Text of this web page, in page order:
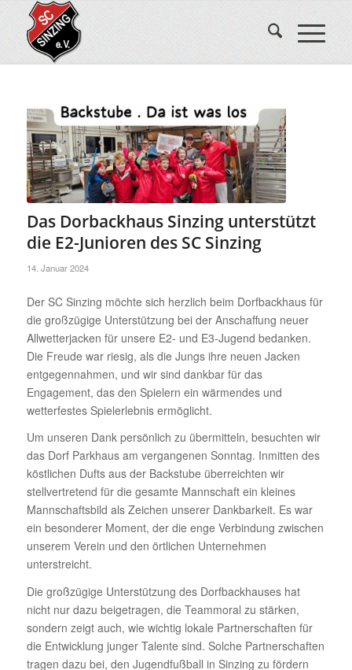
Das Dorbackhaus Sinzing unterstützt
die E2-Junioren des SC Sinzing
14. Januar 2024
Der SC Sinzing möchte sich herzlich beim Dorfbackhaus für
die großzügige Unterstützung bei der Anschaffung neuer
Allwetterjacken für unsere E2- und E3-Jugend bedanken.
Die Freude war riesig, als die Jungs ihre neuen Jacken
entgegennahmen, und wir sind dankbar für das
Engagement, das den Spielern ein wärmendes und
wetterfestes Spielerlebnis ermöglicht.
Um unseren Dank persönlich zu übermitteln, besuchten wir
das Dorf Parkhaus am vergangenen Sonntag. Inmitten des
köstlichen Dufts aus der Backstube überreichten wir
stellvertretend für die gesamte Mannschaft ein kleines
Mannschaftsbild als Zeichen unserer Dankbarkeit. Es war
ein besonderer Moment, der die enge Verbindung zwischen
unserem Verein und den örtlichen Unternehmen
unterstreicht.
Die großzügige Unterstützung des Dorfbackhauses hat
nicht nur dazu beigetragen, die Teammoral zu stärken,
sondern zeigt auch, wie wichtig lokale Partnerschaften für
die Entwicklung junger Talente sind. Solche Partnerschaften
tragen dazu bei, den Jugendfußball in Sinzing zu fördern